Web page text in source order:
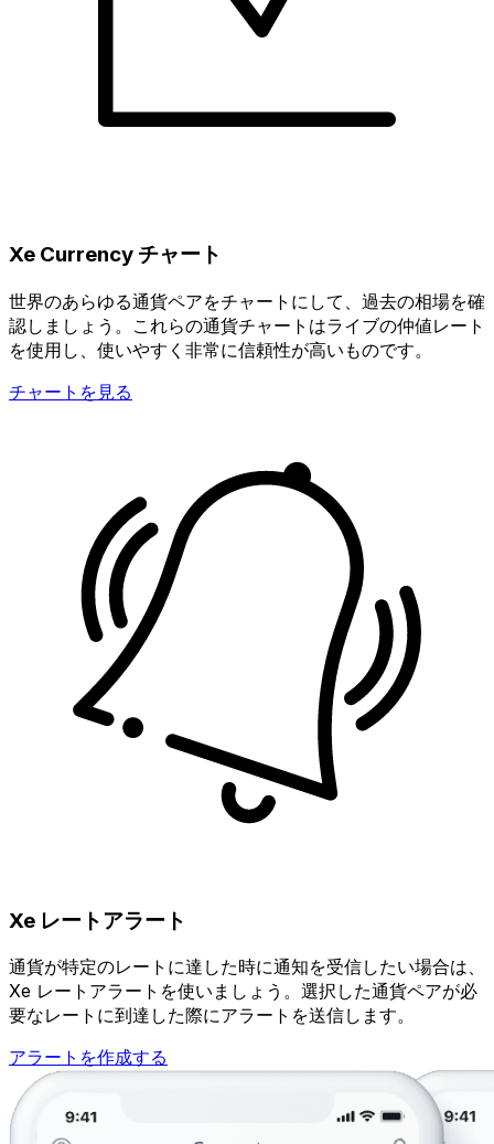
Xe Currency チャート
世界のあらゆる通貨ペアをチャートにして、過去の相場を確
認しましょう。これらの通貨チャートはライブの仲値レート
を使用し、使いやすく非常に信頼性が高いものです。
チャートを見る
Xe レートアラート
通貨が特定のレートに達した時に通知を受信したい場合は、
Xe レートアラートを使いましょう。選択した通貨ペアが必
要なレートに到達した際にアラートを送信します。
アラートを作成する